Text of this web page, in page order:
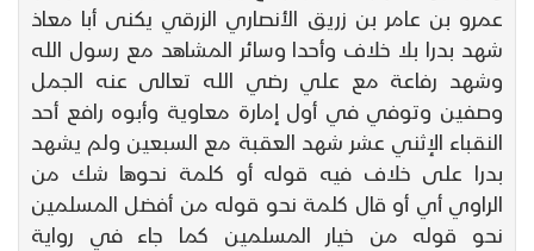
عمرو بن عامر بن زريق الأنصاري الزرقي يكنى أبا معاذ
شهد بدرا بلا خلاف وأحدا وسائر المشاهد مع رسول الله
وشهد رفاعة مع علي رضي الله تعالى عنه الجمل
وصفين وتوفي في أول إمارة معاوية وأبوه رافع أحد
النقباء الإثني عشر شهد العقبة مع السبعين ولم يشهد
بدرا على خلاف فيه قوله أو كلمة نحوها شك من
الراوي أي أو قال كلمة نحو قوله من أفضل المسلمين
نحو قوله من خيار المسلمين كما جاء في رواية